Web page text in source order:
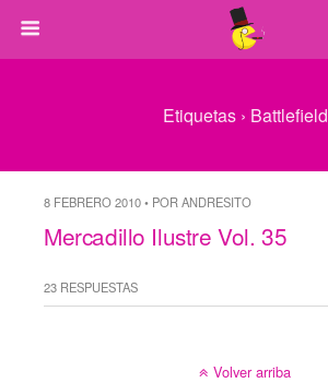
Etiquetas › Battlefield
8 FEBRERO 2010 • POR ANDRESITO
Mercadillo Ilustre Vol. 35
23 RESPUESTAS
Volver arriba